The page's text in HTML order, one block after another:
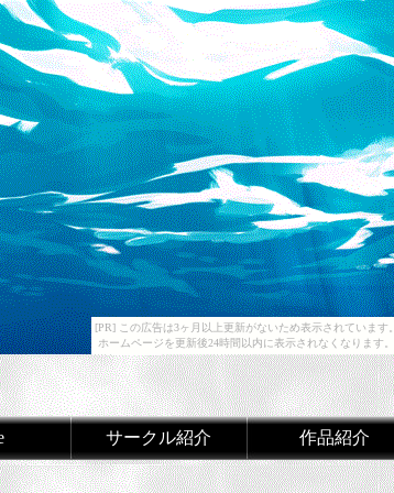
[PR] この広告は3ヶ月以上更新がないため表示されています。
ホームページを更新後24時間以内に表示されなくなります。
サークル紹介 作品紹介